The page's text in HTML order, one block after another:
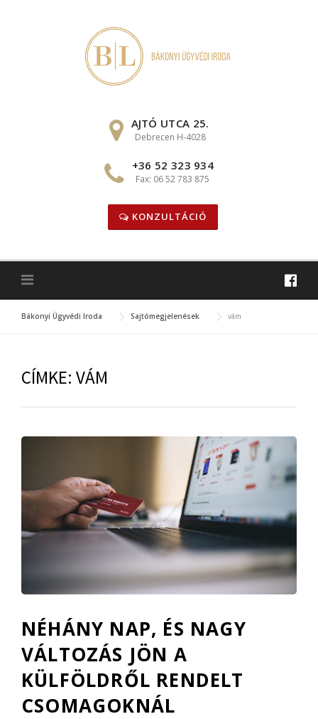
AJTÓ UTCA 25.
Debrecen H-4028
+36 52 323 934
Fax: 06 52 783 875
KONZULTÁCIÓ
Bákonyi Ügyvédi Iroda Sajtómegjelenések vám
CÍMKE: VÁM
NÉHÁNY NAP, ÉS NAGY
VÁLTOZÁS JÖN A
KÜLFÖLDRŐL RENDELT
CSOMAGOKNÁL